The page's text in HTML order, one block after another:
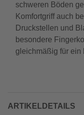
schweren Böden
Komfortgriff auch
Druckstellen und
besondere
gleichmäßig für ein
ARTIKELDETAILS